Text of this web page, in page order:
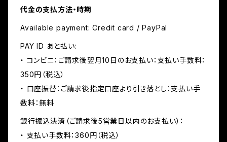
代金の支払方法・時期
Available payment: Credit card / PayPal
PAY ID あと払い:
・ コンビニ：ご請求後翌月10日のお支払い：支払い手数料：
350円（税込）
・ 口座振替：ご請求後指定口座より引き落とし：支払い手
数料：無料
銀行振込決済（ご請求後5営業日以内のお支払い）：
・ 支払い手数料：360円（税込）